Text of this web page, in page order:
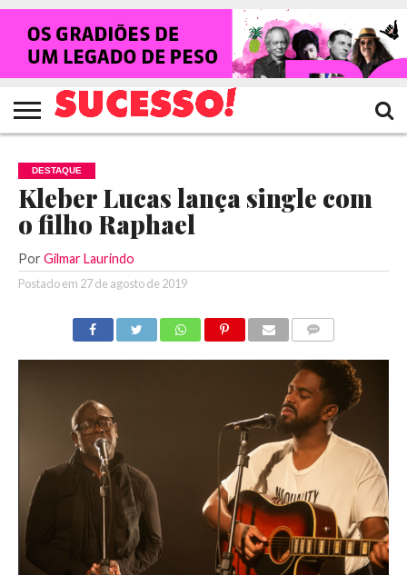
HOME
NOTÍCIAS
SHOWS
ENTREVISTAS
CLIQUES
RANKING
CROWLEY
TV
SUCESSO!
REVISTA
SUCESSO!
DESTAQUE
Kleber Lucas lança single com
o filho Raphael
Por Gilmar Laurindo
Postado em 27 de agosto de 2019